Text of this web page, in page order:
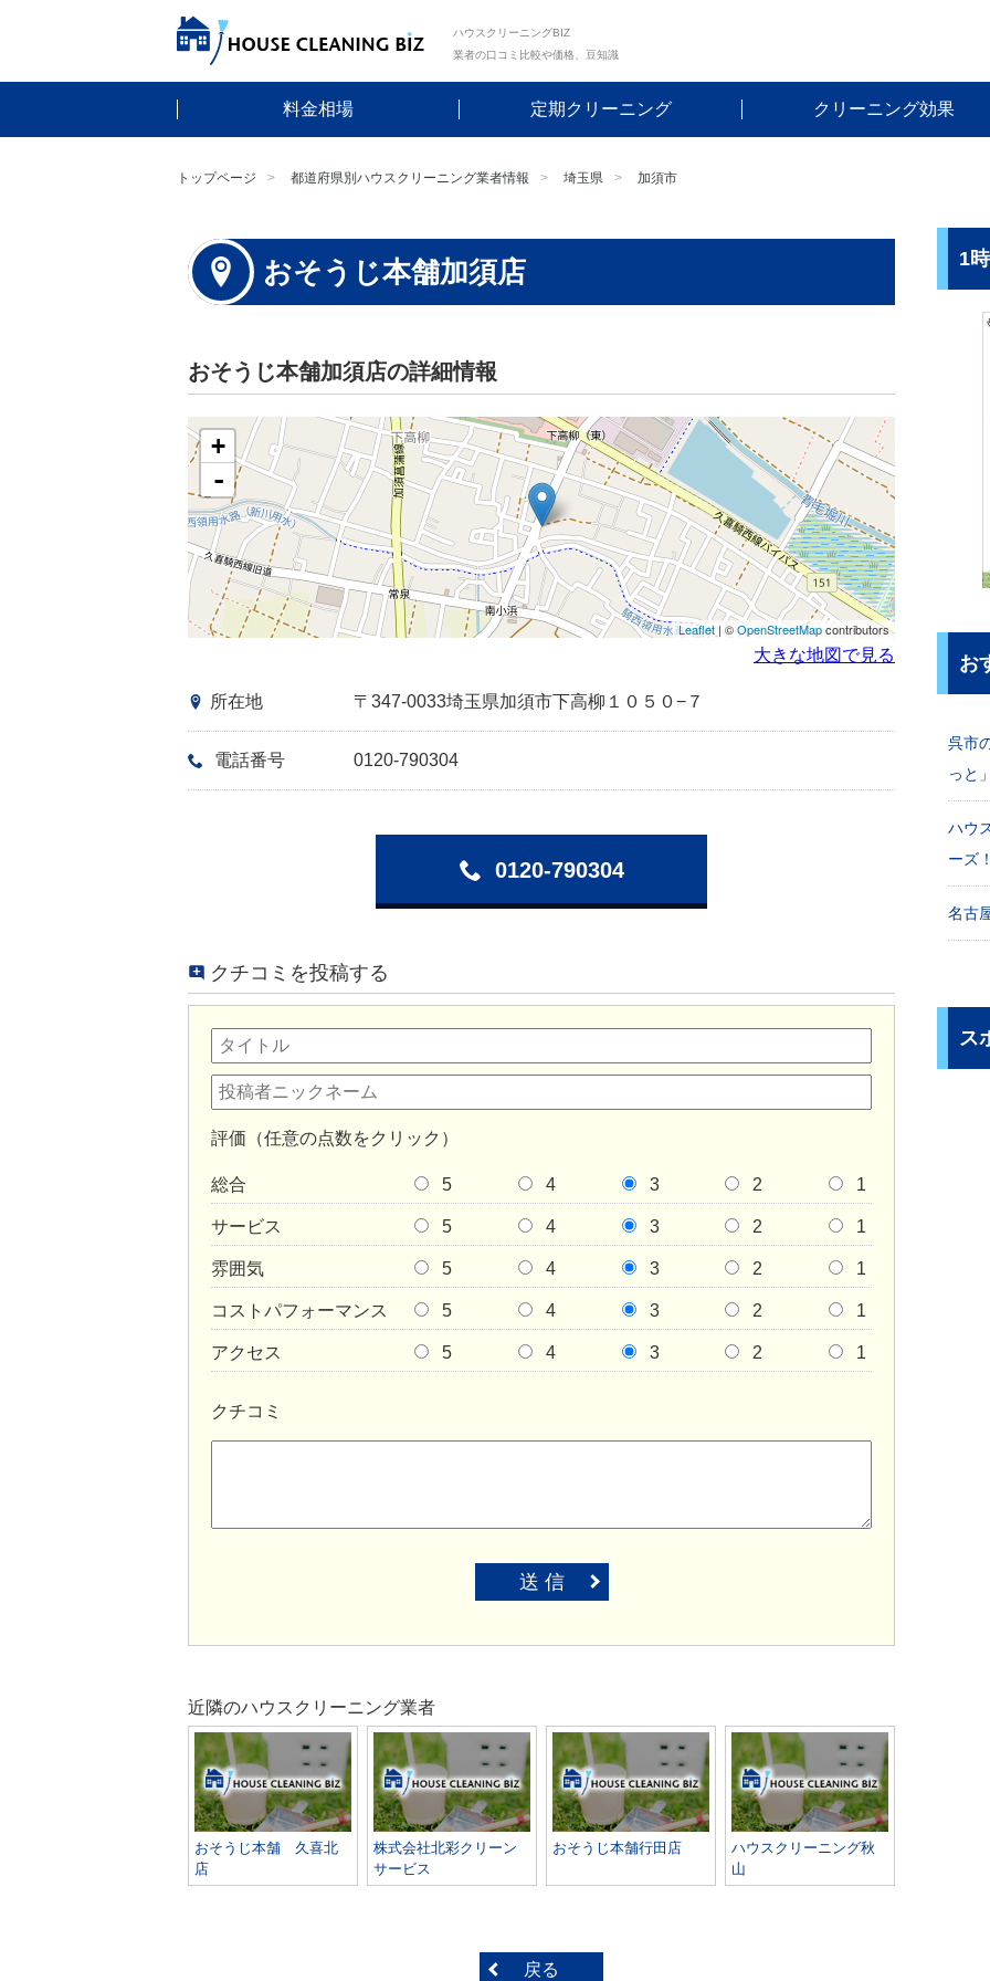
ハウスクリーニングBIZ
業者の口コミ比較や価格、豆知識
料金相場 定期クリーニング クリーニング効果
トップページ 都道府県別ハウスクリーニング業者情報 埼玉県 加須市
おそうじ本舗加須店
おそうじ本舗加須店の詳細情報
+
-
Leaflet | ©OpenStreetMapcontributors
大きな地図で見る
所在地 〒347-0033埼玉県加須市下高柳１０５０−７
電話番号 0120-790304
0120-790304
クチコミを投稿する
評価（任意の点数をクリック）
総合 5 4 3 2 1
サービス 5 4 3 2 1
雰囲気 5 4 3 2 1
コストパフォーマンス 5 4 3 2 1
アクセス 5 4 3 2 1
クチコミ
送 信
近隣のハウスクリーニング業者
おそうじ本舗 久喜北
店
株式会社北彩クリーン
サービス
おそうじ本舗行田店
ハウスクリーニング秋
山
戻る
1
お
呉市
っと」
ハウ
ーズ！
名古
ス